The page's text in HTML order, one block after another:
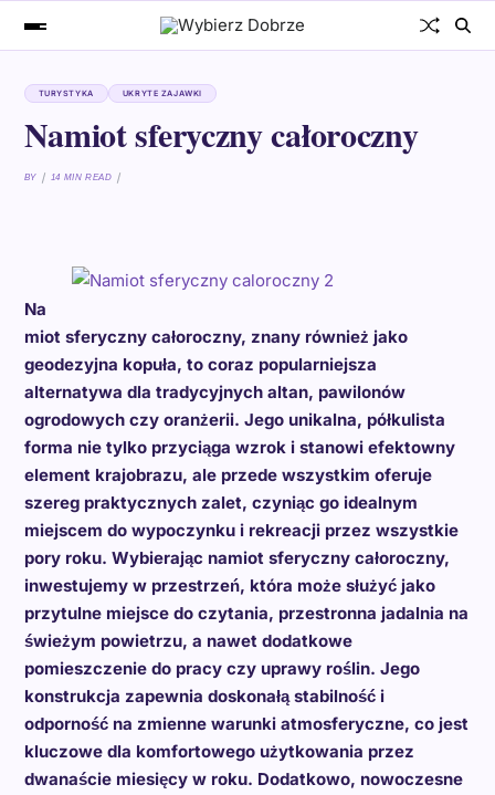
TURYSTYKA UKRYTE ZAJAWKI
Namiot sferyczny całoroczny
BY 14 MIN READ
Na
miot sferyczny całoroczny, znany również jako
geodezyjna kopuła, to coraz popularniejsza
alternatywa dla tradycyjnych altan, pawilonów
ogrodowych czy oranżerii. Jego unikalna, półkulista
forma nie tylko przyciąga wzrok i stanowi efektowny
element krajobrazu, ale przede wszystkim oferuje
szereg praktycznych zalet, czyniąc go idealnym
miejscem do wypoczynku i rekreacji przez wszystkie
pory roku. Wybierając namiot sferyczny całoroczny,
inwestujemy w przestrzeń, która może służyć jako
przytulne miejsce do czytania, przestronna jadalnia na
świeżym powietrzu, a nawet dodatkowe
pomieszczenie do pracy czy uprawy roślin. Jego
konstrukcja zapewnia doskonałą stabilność i
odporność na zmienne warunki atmosferyczne, co jest
kluczowe dla komfortowego użytkowania przez
dwanaście miesięcy w roku. Dodatkowo, nowoczesne